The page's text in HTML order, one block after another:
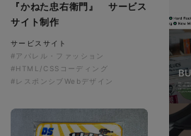
『かねた忠右衛門』 サービス
サイト制作
サービスサイト
#アパレル・ファッション
#HTML/CSSコーディング
#レスポンシブWebデザイン